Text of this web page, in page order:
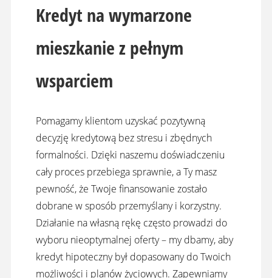
Kredyt na wymarzone
mieszkanie z pełnym
wsparciem
Pomagamy klientom uzyskać pozytywną
decyzję kredytową bez stresu i zbędnych
formalności. Dzięki naszemu doświadczeniu
cały proces przebiega sprawnie, a Ty masz
pewność, że Twoje finansowanie zostało
dobrane w sposób przemyślany i korzystny.
Działanie na własną rękę często prowadzi do
wyboru nieoptymalnej oferty – my dbamy, aby
kredyt hipoteczny był dopasowany do Twoich
możliwości i planów życiowych. Zapewniamy